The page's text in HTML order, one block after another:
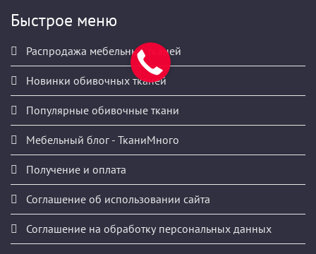
Быстрое меню
Распродажа мебельных тканей
Новинки обивочных тканей
Популярные обивочные ткани
Мебельный блог - ТканиМного
Получение и оплата
Соглашение об использовании сайта
Соглашение на обработку персональных данных